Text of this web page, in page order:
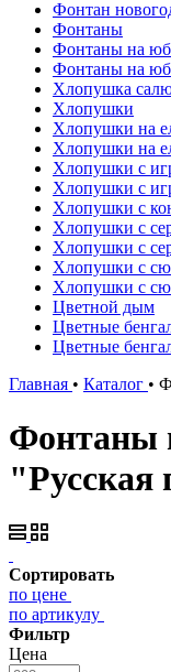
Фонтан
Фонтаны
Фонтаны на
Фонтаны на
Хлопушка
Хлопушки
Хлопушки на
Хлопушки на
Хлопушки с
Хлопушки с
Хлопушки с
Хлопушки с
Хлопушки с
Хлопушки с
Хлопушки с
Цветной дым
Цветные
Цветные
Главная • Каталог •
Фонтаны
"Русская
Сортировать
по цене
по артикулу
Фильтр
Цена